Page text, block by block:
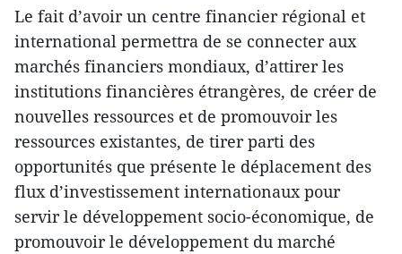
Le fait d’avoir un centre financier régional et
international permettra de se connecter aux
marchés financiers mondiaux, d’attirer les
institutions financières étrangères, de créer de
nouvelles ressources et de promouvoir les
ressources existantes, de tirer parti des
opportunités que présente le déplacement des
flux d’investissement internationaux pour
servir le développement socio-économique, de
promouvoir le développement du marché